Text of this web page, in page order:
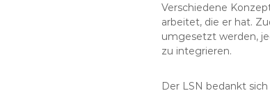
Verschiedene
arbeitet, die er hat.
umgesetzt werden,
zu integrieren.
Der LSN bedankt